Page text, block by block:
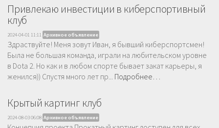
Привлекаю инвестиции в киберспортивный
клуб
2024-04-01 11:11 Архивное объявление
Здраствуйте! Меня зовут Иван, я бывший киберспортсмен!
Была не большая команда, играли на любительском уровне
в Dota 2. Но как и в любом спорте бывает закат карьеры, я
женился)) Спустя много лет пр... Подробнее…
Крытый картинг клуб
2024-08-03 06:08 Архивное объявление